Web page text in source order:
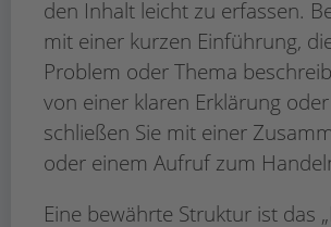
den Inhalt leicht zu erfassen.
mit einer kurzen Einführung,
Problem oder Thema
von einer klaren Erklärung
schließen Sie mit einer
oder einem Aufruf zum
Eine bewährte Struktur ist das